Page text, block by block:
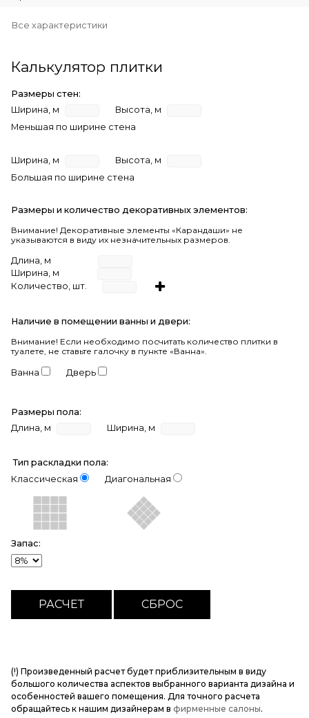
Все характеристики
Калькулятор плитки
Размеры стен:
Ширина, м
Высота, м
Меньшая по ширине стена
Ширина, м
Высота, м
Большая по ширине стена
Размеры и количество декоративных элементов:
Внимание! Декоративные элементы «Карандаши» не
указываются в виду их незначительных размеров.
Длина, м
Ширина, м
Количество, шт.
Наличие в помещении ванны и двери:
Внимание! Если необходимо посчитать количество плитки в
туалете, не ставьте галочку в пункте «Ванна».
Ванна Дверь
Размеры пола:
Длина, м
Ширина, м
Тип раскладки пола:
Классическая
Диагональная
Запас:
(!) Произведенный расчет будет приблизительным в виду
большого количества аспектов выбранного варианта дизайна и
особенностей вашего помещения. Для точного расчета
обращайтесь к нашим дизайнерам в фирменные салоны.